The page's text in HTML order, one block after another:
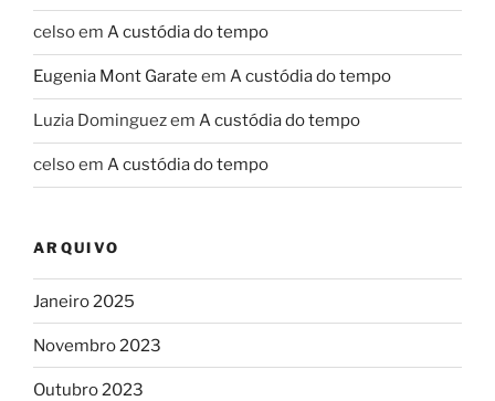
celsoem A custódia do tempo
Eugenia Mont Garate em A custódia do tempo
Luzia Dominguezem A custódia do tempo
celsoem A custódia do tempo
ARQUIVO
Janeiro 2025
Novembro 2023
Outubro 2023